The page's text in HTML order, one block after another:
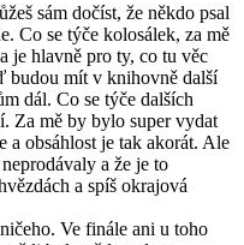
sám dočíst, že někdo psal
Co se týče kolosálek, za mě
je hlavně pro ty, co tu věc
budou mít v knihovně další
dál. Co se týče dalších
Za mě by bylo super vydat
a obsáhlost je tak akorát. Ale
a že je to
a spíš okrajová
Ve finále ani u toho